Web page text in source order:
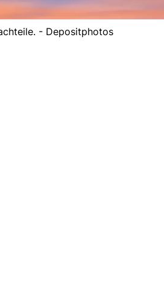
- Depositphotos